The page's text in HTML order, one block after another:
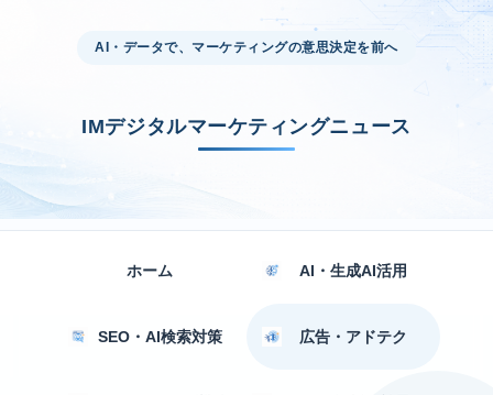
AI・データで、マーケティングの意思決定を前へ
IMデジタルマーケティングニュース
ホーム AI・生成AI活用
SEO・AI検索対策 広告・アドテク